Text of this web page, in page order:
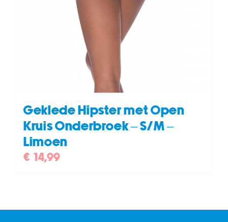
Geklede Hipster met Open
Kruis Onderbroek – S/M –
Limoen
€ 14,99